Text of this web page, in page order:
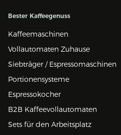
Bester Kaffeegenuss
Kaffeemaschinen
Vollautomaten Zuhause
Siebträger / Espressomaschinen
Portionensysteme
Espressokocher
B2B Kaffeevollautomaten
Sets für den Arbeitsplatz